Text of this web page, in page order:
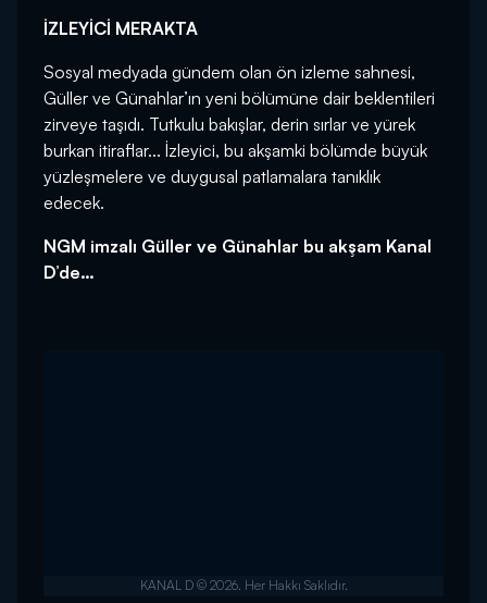
İZLEYİCİ MERAKTA
Sosyal medyada gündem olan ön izleme sahnesi,
Güller ve Günahlar’ın yeni bölümüne dair beklentileri
zirveye taşıdı. Tutkulu bakışlar, derin sırlar ve yürek
burkan itiraflar... İzleyici, bu akşamki bölümde büyük
yüzleşmelere ve duygusal patlamalara tanıklık
edecek.
NGM imzalı Güller ve Günahlar bu akşam Kanal
D’de…